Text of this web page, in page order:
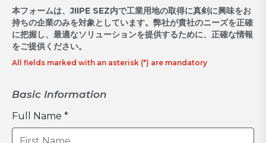
本フォームは、JIIPE SEZ内で工業用地の取得に真剣に興味をお
持ちの企業のみを対象としています。弊社が貴社のニーズを正確
に把握し、最適なソリューションを提供するために、正確な情報
をご提供ください。
All fields marked with an asterisk (*) are mandatory
Basic Information
Full Name *